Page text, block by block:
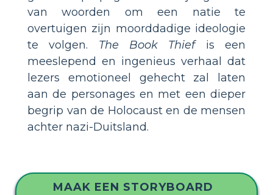
van woorden om een natie te
overtuigen zijn moorddadige ideologie
te volgen. The Book Thiefis een
meeslepend en ingenieus verhaal dat
lezers emotioneel gehecht zal laten
aan de personages en met een dieper
begrip van de Holocaust en de mensen
achter nazi-Duitsland.
MAAK EEN STORYBOARD